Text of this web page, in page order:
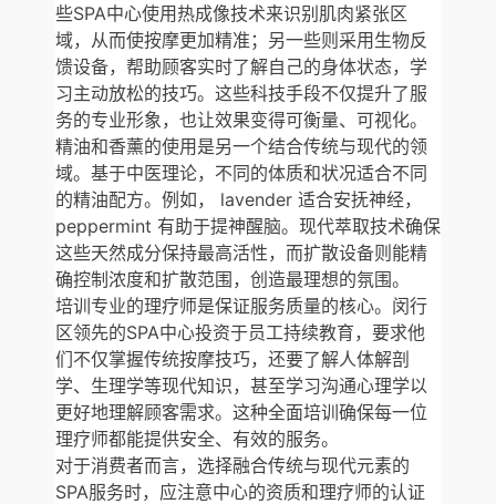
些SPA中心使用热成像技术来识别肌肉紧张区
域，从而使按摩更加精准；另一些则采用生物反
馈设备，帮助顾客实时了解自己的身体状态，学
习主动放松的技巧。这些科技手段不仅提升了服
务的专业形象，也让效果变得可衡量、可视化。
精油和香薰的使用是另一个结合传统与现代的领
域。基于中医理论，不同的体质和状况适合不同
的精油配方。例如， lavender 适合安抚神经，
peppermint 有助于提神醒脑。现代萃取技术确保
这些天然成分保持最高活性，而扩散设备则能精
确控制浓度和扩散范围，创造最理想的氛围。
培训专业的理疗师是保证服务质量的核心。闵行
区领先的SPA中心投资于员工持续教育，要求他
们不仅掌握传统按摩技巧，还要了解人体解剖
学、生理学等现代知识，甚至学习沟通心理学以
更好地理解顾客需求。这种全面培训确保每一位
理疗师都能提供安全、有效的服务。
对于消费者而言，选择融合传统与现代元素的
SPA服务时，应注意中心的资质和理疗师的认证